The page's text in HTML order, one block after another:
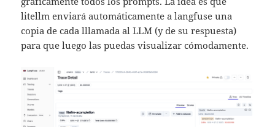
litellm enviará automáticamente a langfuse una
copia de cada lllamada al LLM (y de su respuesta)
para que luego las puedas visualizar cómodamente.